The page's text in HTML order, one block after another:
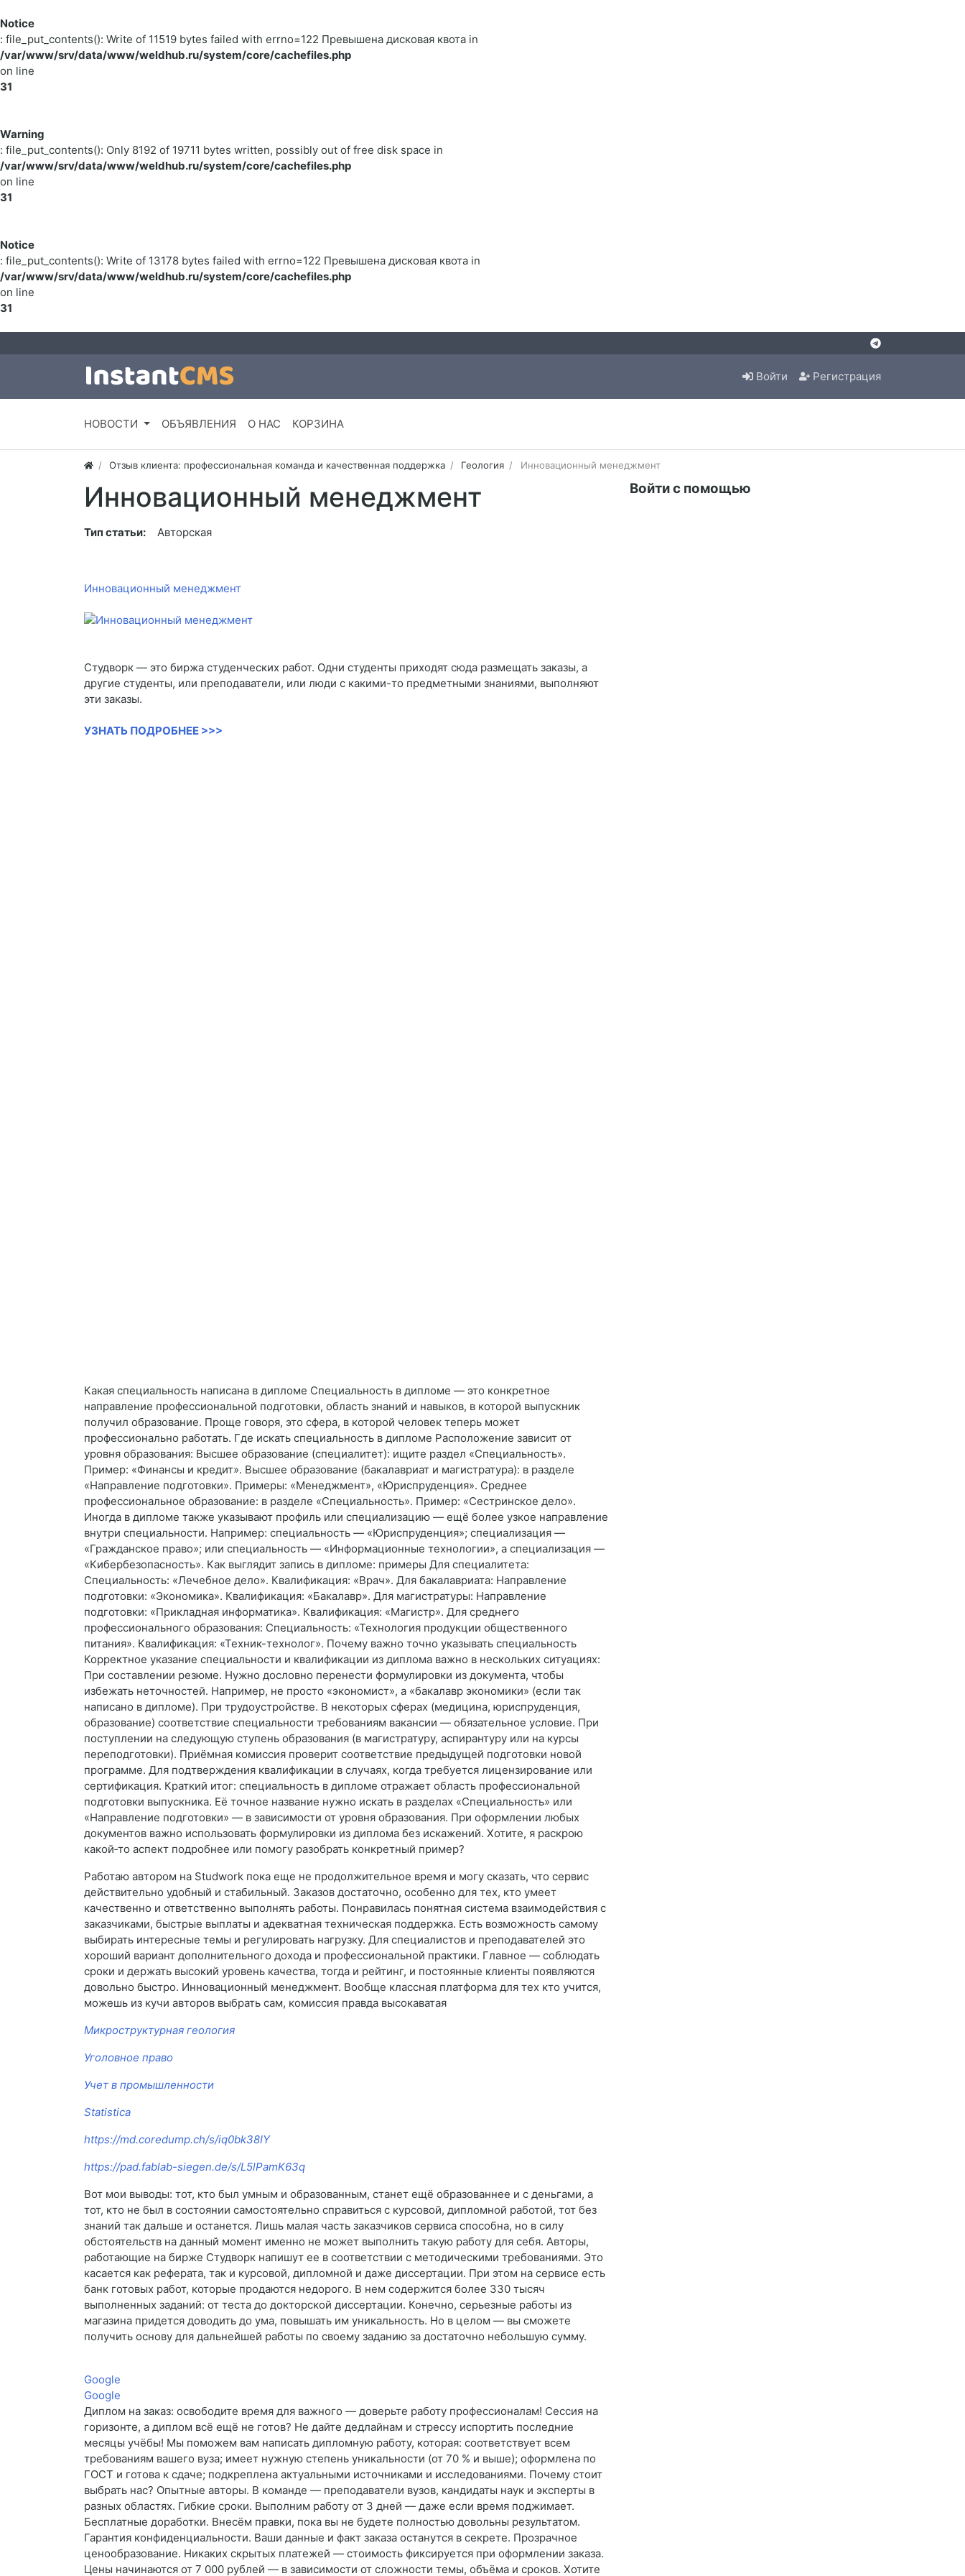
Notice
: file_put_contents(): Write of 11519 bytes failed with errno=122 Превышена дисковая квота in
/var/www/srv/data/www/weldhub.ru/system/core/cachefiles.php
on line
31
Warning
: file_put_contents(): Only 8192 of 19711 bytes written, possibly out of free disk space in
/var/www/srv/data/www/weldhub.ru/system/core/cachefiles.php
on line
31
Notice
: file_put_contents(): Write of 13178 bytes failed with errno=122 Превышена дисковая квота in
/var/www/srv/data/www/weldhub.ru/system/core/cachefiles.php
on line
31
Войти Регистрация
НОВОСТИ ОБЪЯВЛЕНИЯ О НАС КОРЗИНА
Отзыв клиента: профессиональная команда и качественная поддержка Геология Инновационный менеджмент
Инновационный менеджмент
Тип статьи: Авторская
Инновационный менеджмент
Студворк — это биржа студенческих работ. Одни студенты приходят сюда размещать заказы, а
другие студенты, или преподаватели, или люди с какими-то предметными знаниями, выполняют
эти заказы.
УЗНАТЬ ПОДРОБНЕЕ >>>
Какая специальность написана в дипломе Специальность в дипломе — это конкретное
направление профессиональной подготовки, область знаний и навыков, в которой выпускник
получил образование. Проще говоря, это сфера, в которой человек теперь может
профессионально работать. Где искать специальность в дипломе Расположение зависит от
уровня образования: Высшее образование (специалитет): ищите раздел «Специальность».
Пример: «Финансы и кредит». Высшее образование (бакалавриат и магистратура): в разделе
«Направление подготовки». Примеры: «Менеджмент», «Юриспруденция». Среднее
профессиональное образование: в разделе «Специальность». Пример: «Сестринское дело».
Иногда в дипломе также указывают профиль или специализацию — ещё более узкое направление
внутри специальности. Например: специальность — «Юриспруденция»; специализация —
«Гражданское право»; или специальность — «Информационные технологии», а специализация —
«Кибербезопасность». Как выглядит запись в дипломе: примеры Для специалитета:
Специальность: «Лечебное дело». Квалификация: «Врач». Для бакалавриата: Направление
подготовки: «Экономика». Квалификация: «Бакалавр». Для магистратуры: Направление
подготовки: «Прикладная информатика». Квалификация: «Магистр». Для среднего
профессионального образования: Специальность: «Технология продукции общественного
питания». Квалификация: «Техник-технолог». Почему важно точно указывать специальность
Корректное указание специальности и квалификации из диплома важно в нескольких ситуациях:
При составлении резюме. Нужно дословно перенести формулировки из документа, чтобы
избежать неточностей. Например, не просто «экономист», а «бакалавр экономики» (если так
написано в дипломе). При трудоустройстве. В некоторых сферах (медицина, юриспруденция,
образование) соответствие специальности требованиям вакансии — обязательное условие. При
поступлении на следующую ступень образования (в магистратуру, аспирантуру или на курсы
переподготовки). Приёмная комиссия проверит соответствие предыдущей подготовки новой
программе. Для подтверждения квалификации в случаях, когда требуется лицензирование или
сертификация. Краткий итог: специальность в дипломе отражает область профессиональной
подготовки выпускника. Её точное название нужно искать в разделах «Специальность» или
«Направление подготовки» — в зависимости от уровня образования. При оформлении любых
документов важно использовать формулировки из диплома без искажений. Хотите, я раскрою
какой‑то аспект подробнее или помогу разобрать конкретный пример?
Работаю автором на Studwork пока еще не продолжительное время и могу сказать, что сервис
действительно удобный и стабильный. Заказов достаточно, особенно для тех, кто умеет
качественно и ответственно выполнять работы. Понравилась понятная система взаимодействия с
заказчиками, быстрые выплаты и адекватная техническая поддержка. Есть возможность самому
выбирать интересные темы и регулировать нагрузку. Для специалистов и преподавателей это
хороший вариант дополнительного дохода и профессиональной практики. Главное — соблюдать
сроки и держать высокий уровень качества, тогда и рейтинг, и постоянные клиенты появляются
довольно быстро. Инновационный менеджмент. Вообще классная платформа для тех кто учится,
можешь из кучи авторов выбрать сам, комиссия правда высокаватая
Микроструктурная геология
Уголовное право
Учет в промышленности
Statistica
https://md.coredump.ch/s/iq0bk38IY
https://pad.fablab-siegen.de/s/L5lPamK63q
Вот мои выводы: тот, кто был умным и образованным, станет ещё образованнее и с деньгами, а
тот, кто не был в состоянии самостоятельно справиться с курсовой, дипломной работой, тот без
знаний так дальше и останется. Лишь малая часть заказчиков сервиса способна, но в силу
обстоятельств на данный момент именно не может выполнить такую работу для себя. Авторы,
работающие на бирже Студворк напишут ее в соответствии с методическими требованиями. Это
касается как реферата, так и курсовой, дипломной и даже диссертации. При этом на сервисе есть
банк готовых работ, которые продаются недорого. В нем содержится более 330 тысяч
выполненных заданий: от теста до докторской диссертации. Конечно, серьезные работы из
магазина придется доводить до ума, повышать им уникальность. Но в целом — вы сможете
получить основу для дальнейшей работы по своему заданию за достаточно небольшую сумму.
Google
Google
Диплом на заказ: освободите время для важного — доверьте работу профессионалам! Сессия на
горизонте, а диплом всё ещё не готов? Не дайте дедлайнам и стрессу испортить последние
месяцы учёбы! Мы поможем вам написать дипломную работу, которая: соответствует всем
требованиям вашего вуза; имеет нужную степень уникальности (от 70 % и выше); оформлена по
ГОСТ и готова к сдаче; подкреплена актуальными источниками и исследованиями. Почему стоит
выбрать нас? Опытные авторы. В команде — преподаватели вузов, кандидаты наук и эксперты в
разных областях. Гибкие сроки. Выполним работу от 3 дней — даже если время поджимает.
Бесплатные доработки. Внесём правки, пока вы не будете полностью довольны результатом.
Гарантия конфиденциальности. Ваши данные и факт заказа останутся в секрете. Прозрачное
ценообразование. Никаких скрытых платежей — стоимость фиксируется при оформлении заказа.
Цены начинаются от 7 000 рублей — в зависимости от сложности темы, объёма и сроков. Хотите
Войти с помощью